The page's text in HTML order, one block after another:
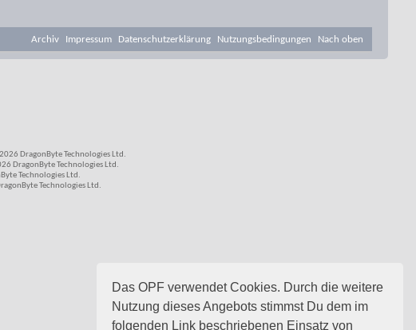
Das OPF verwendet Cookies. Durch die weitere
Nutzung dieses Angebots stimmst Du dem im
folgenden Link beschriebenen Einsatz von
Archiv Impressum Datenschutzerklärung Nutzungsbedingungen Nach oben
DragonByte Technologies Ltd.
DragonByte Technologies Ltd.
Technologies Ltd.
Technologies Ltd.